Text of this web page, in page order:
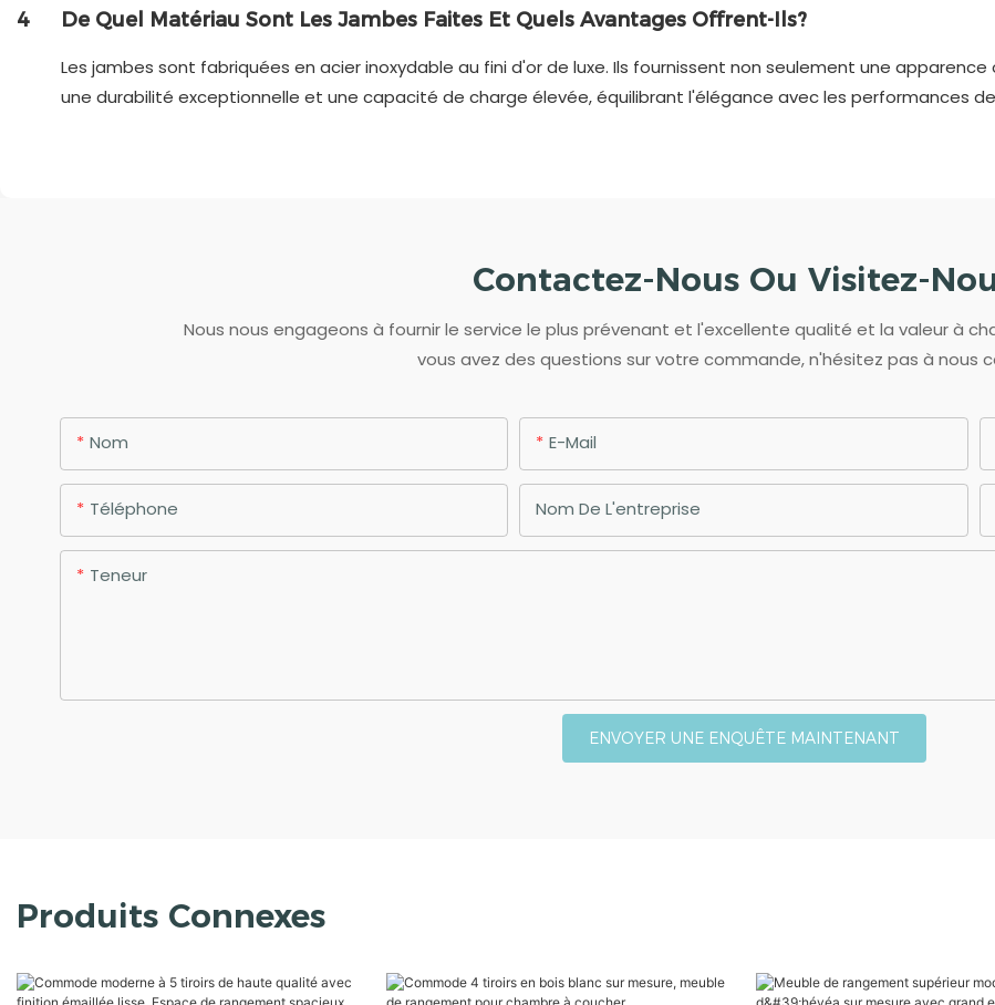
4 De Quel Matériau Sont Les Jambes Faites Et Quels Avantages Offrent-Ils?
Les jambes sont fabriquées en acier inoxydable au fini d'or de luxe. Ils fournissent non seulement une
une durabilité exceptionnelle et une capacité de charge élevée, équilibrant l'élégance avec les performances
Contactez-Nous Ou Visitez-
Nous nous engageons à fournir le service le plus prévenant et l'excellente qualité et la valeur à
vous avez des questions sur votre commande, n'hésitez pas à nous
Nom E-Mail
Téléphone Nom De L'entreprise
Teneur
ENVOYER UNE ENQUÊTE MAINTENANT
Produits Connexes